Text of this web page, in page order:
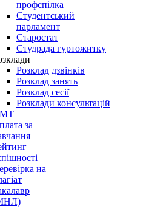
профспілка
Студентський
парламент
Старостат
Студрада гуртожитку
Розклад дзвінків
Розклад занять
Розклад сесії
Розклади консультацій
за
на